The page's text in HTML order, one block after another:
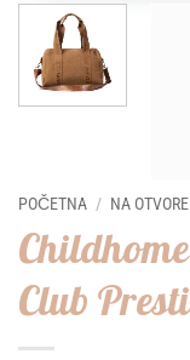
POČETNA / NA
Club